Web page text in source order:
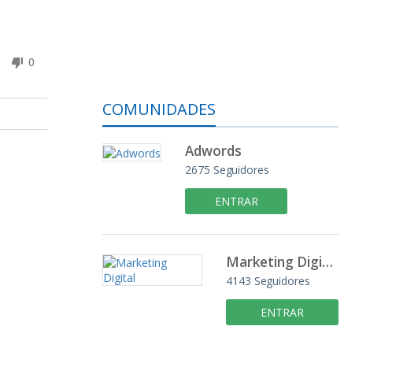
0
COMUNIDADES
Adwords
2675 Seguidores
ENTRAR
Marketing Digital
4143 Seguidores
ENTRAR